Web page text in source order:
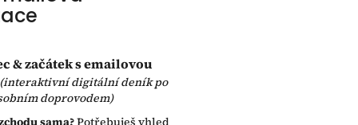
& začátek s emailovou
(interaktivní digitální deník po
doprovodem)